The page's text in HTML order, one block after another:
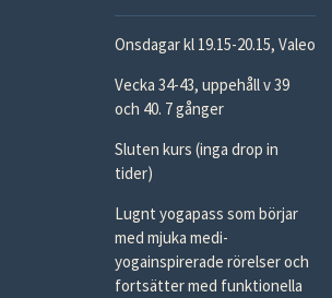
Onsdagar kl 19.15-20.15, Valeo
Vecka 34-43, uppehåll v 39
och 40. 7 gånger
Sluten kurs (inga drop in
tider)
Lugnt yogapass som börjar
med mjuka medi-
yogainspirerade rörelser och
fortsätter med funktionella